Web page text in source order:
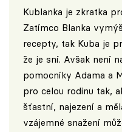
Kublanka je zkratka
Zatímco Blanka
recepty, tak Kuba je
že je sní. Avšak není
pomocníky Adama a
pro celou rodinu tak,
šťastní, najezení a
vzájemné snažení